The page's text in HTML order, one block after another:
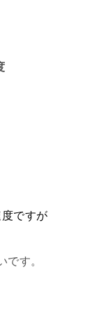
ですが
です。